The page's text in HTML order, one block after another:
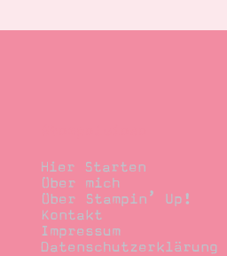
Hier Starten
Über mich
Über Stampin’ Up!
Kontakt
Impressum
Datenschutzerklärung